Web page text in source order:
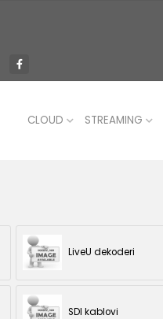
CLOUD STREAMING
LiveU dekoderi
SDI kablovi